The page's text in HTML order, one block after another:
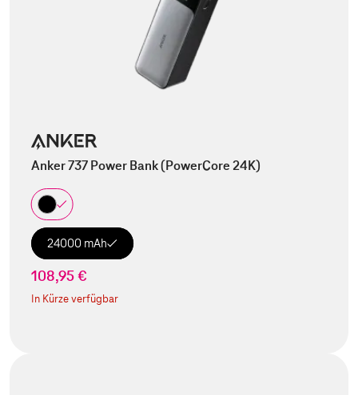
Anker 737 Power Bank (PowerCore 24K)
24000 mAh
108,95 €
In Kürze verfügbar